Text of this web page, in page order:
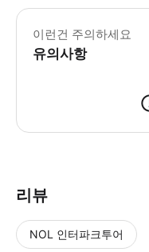
이런건 주의하세요
유의사항
리뷰
NOL 인터파크투어